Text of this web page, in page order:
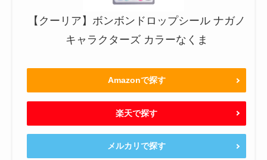
【クーリア】ボンボンドロップシール ナガノ
キャラクターズ カラーなくま
Amazonで探す
楽天で探す
メルカリで探す